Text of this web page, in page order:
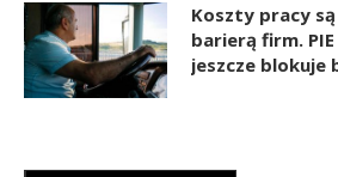
Koszty pracy
barierą firm.
jeszcze blokuje